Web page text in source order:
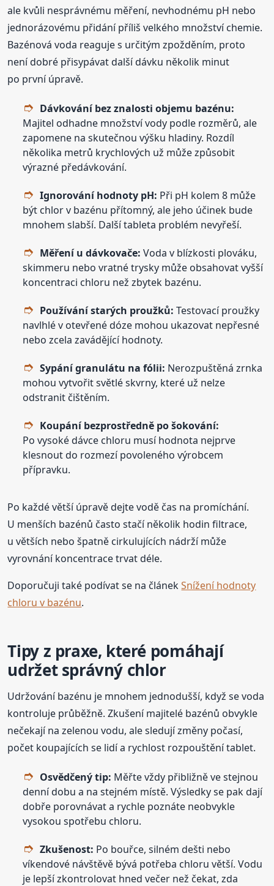
ale kvůli nesprávnému měření, nevhodnému pH nebo
jednorázovému přidání příliš velkého množství chemie.
Bazénová voda reaguje s určitým zpožděním, proto
není dobré přisypávat další dávku několik minut
po první úpravě.
Dávkování bez znalosti objemu bazénu:
Majitel odhadne množství vody podle rozměrů, ale
zapomene na skutečnou výšku hladiny. Rozdíl
několika metrů krychlových už může způsobit
výrazné předávkování.
Ignorování hodnoty pH: Při pH kolem 8 může
být chlor v bazénu přítomný, ale jeho účinek bude
mnohem slabší. Další tableta problém nevyřeší.
Měření u dávkovače: Voda v blízkosti plováku,
skimmeru nebo vratné trysky může obsahovat vyšší
koncentraci chloru než zbytek bazénu.
Používání starých proužků: Testovací proužky
navlhlé v otevřené dóze mohou ukazovat nepřesné
nebo zcela zavádějící hodnoty.
Sypání granulátu na fólii: Nerozpuštěná zrnka
mohou vytvořit světlé skvrny, které už nelze
odstranit čištěním.
Koupání bezprostředně po šokování:
Po vysoké dávce chloru musí hodnota nejprve
klesnout do rozmezí povoleného výrobcem
přípravku.
Po každé větší úpravě dejte vodě čas na promíchání.
U menších bazénů často stačí několik hodin filtrace,
u větších nebo špatně cirkulujících nádrží může
vyrovnání koncentrace trvat déle.
Doporučuji také podívat se na článekSnížení hodnoty
chloru v bazénu.
Tipy z praxe, které pomáhají
udržet správný chlor
Udržování bazénu je mnohem jednodušší, když se voda
kontroluje průběžně. Zkušení majitelé bazénů obvykle
nečekají na zelenou vodu, ale sledují změny počasí,
počet koupajících se lidí a rychlost rozpouštění tablet.
Osvědčený tip: Měřte vždy přibližně ve stejnou
denní dobu a na stejném místě. Výsledky se pak dají
dobře porovnávat a rychle poznáte neobvykle
vysokou spotřebu chloru.
Zkušenost: Po bouřce, silném dešti nebo
víkendové návštěvě bývá potřeba chloru větší. Vodu
je lepší zkontrolovat hned večer než čekat, zda